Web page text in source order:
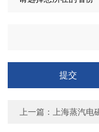
上一篇： 上海蒸汽